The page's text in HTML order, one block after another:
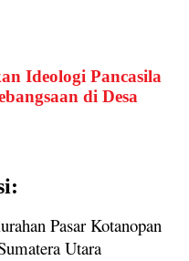
Ideologi Pancasila
di Desa
Pasar Kotanopan
Utara